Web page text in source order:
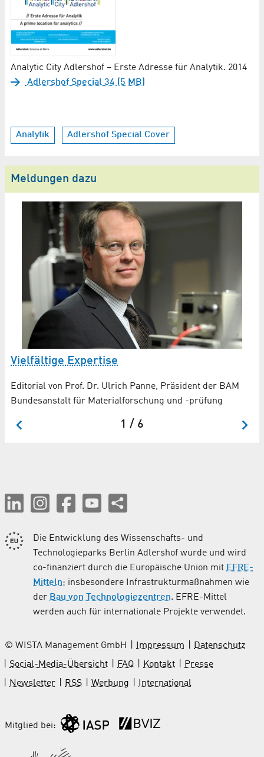
Analytic City Adlershof – Erste Adresse für Analytik. 2014
Adlershof Special 34 (5 MB)
Analytik Adlershof Special Cover
Meldungen dazu
Vielfältige Expertise
Editorial von Prof. Dr. Ulrich Panne, Präsident der BAM
Bundesanstalt für Materialforschung und -prüfung
1 / 6
Die Entwicklung des Wissenschafts- und
Technologieparks Berlin Adlershof wurde und wird
co-finanziert durch die Europäische Union mit EFRE-
Mitteln; insbesondere Infrastrukturmaßnahmen wie
der Bau von Technologiezentren. EFRE-Mittel
werden auch für internationale Projekte verwendet.
© WISTA Management GmbH Impressum
Datenschutz
Social-Media-Übersicht
FAQ Kontakt
Presse
Newsletter
RSS Werbung International
Mitglied bei: